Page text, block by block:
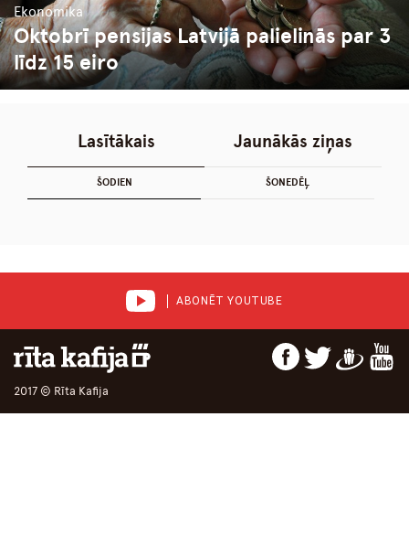
Ekonomika
Oktobrī pensijas Latvijā palielinās par 3
līdz 15 eiro
Lasītākais
ŠODIEN ŠONEDĒĻ
Jaunākās ziņas
ABONĒT YOUTUBE
2017 © Rīta Kafija